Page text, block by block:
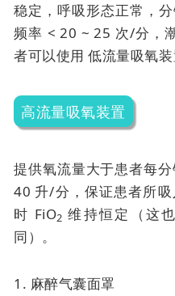
稳定，呼吸形态正常，
频率 < 20 ~ 25 次/分，
者可以使用低流量吸氧装
高流量吸氧装置
提供氧流量大于患者每
40 升/分，保证患者所
时 FiO2 维持恒定（这
同）。
1. 麻醉气囊面罩